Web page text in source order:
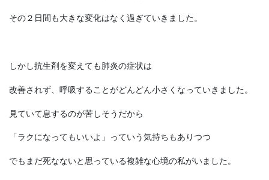
その２日間も大きな変化はなく過ぎていきました。
しかし抗生剤を変えても肺炎の症状は
改善されず、呼吸することがどんどん小さくなっていきました。
見ていて息するのが苦しそうだから
「ラクになってもいいよ」っていう気持ちもありつつ
でもまだ死なないと思っている複雑な心境の私がいました。